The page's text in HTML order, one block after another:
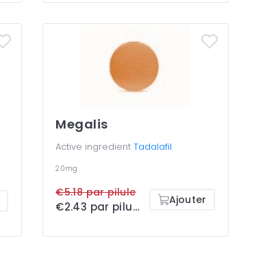
Megalis
Active ingredient Tadalafil
20mg
€5.18 par pilule
€2.43 par pilule Ajouter